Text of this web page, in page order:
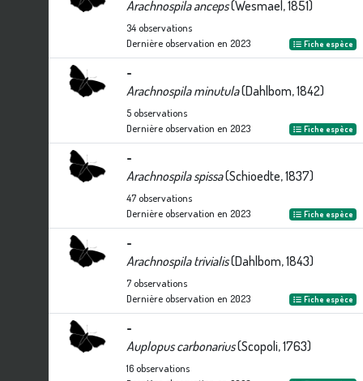
Arachnospila anceps(Wesmael, 1851)
34observations
Dernière observation en 2023 Fiche espèce
-
Arachnospila minutula(Dahlbom, 1842)
5observations
Dernière observation en 2023 Fiche espèce
-
Arachnospila spissa(Schioedte, 1837)
47observations
Dernière observation en 2023 Fiche espèce
-
Arachnospila trivialis(Dahlbom, 1843)
7observations
Dernière observation en 2023 Fiche espèce
-
Auplopus carbonarius(Scopoli, 1763)
16observations